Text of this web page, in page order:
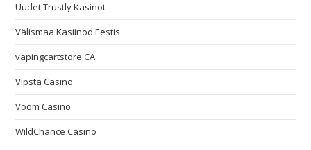
Uudet Trustly Kasinot
Välismaa Kasiinod Eestis
vapingcartstore CA
Vipsta Casino
Voom Casino
WildChance Casino